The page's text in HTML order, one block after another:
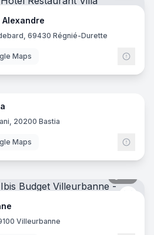
69430 Régnié-Durette
Maps
21
20200 Bastia
Maps
Ibis
Villeurbanne